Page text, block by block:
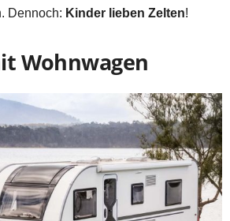
Dennoch: Kinder lieben Zelten!
Wohnwagen